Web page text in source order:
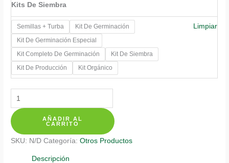
desde
$ 34.700
hasta
$ 387.700
Kits De Siembra
Semillas + Turba
Kit De Germinación
Kit De Germinación Especial
Kit Completo De Germinación
Kit De Siembra
Kit De Producción
Kit Orgánico
Limpiar
Kits
De
Siembra
Para
Falso
Pimiento
AÑADIR AL
CARRITO
SKU: N/D Categoría:Otros Productos
Descripción